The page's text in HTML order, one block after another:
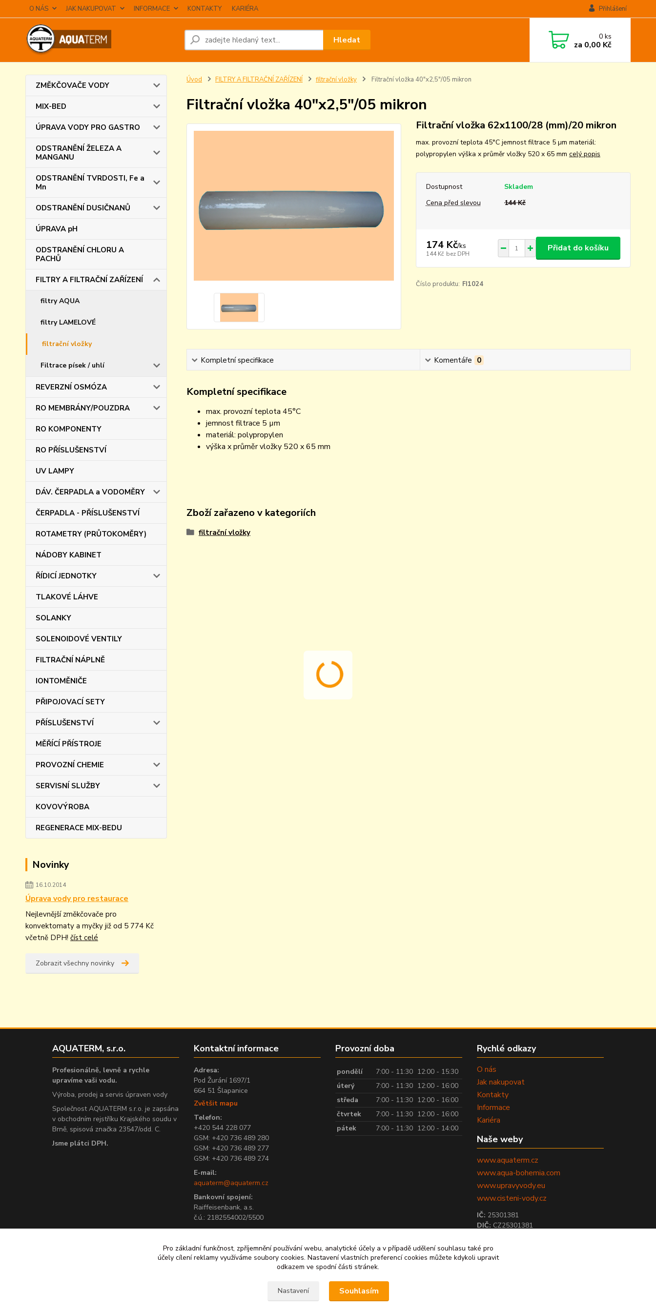
O NÁS JAK NAKUPOVAT INFORMACE KONTAKTY KARIÉRA Přihlášení
Hledat 0ks
za 0,00 Kč
ZMĚKČOVAČE VODY
MIX-BED
ÚPRAVA VODY PRO GASTRO
ODSTRANĚNÍ ŽELEZA A
MANGANU
ODSTRANĚNÍ TVRDOSTI, Fe a
Mn
ODSTRANĚNÍ DUSIČNANŮ
ÚPRAVA pH
ODSTRANĚNÍ CHLORU A
PACHŮ
FILTRY A FILTRAČNÍ ZAŘÍZENÍ
filtry AQUA
filtry LAMELOVÉ
filtrační vložky
Filtrace písek / uhlí
REVERZNÍ OSMÓZA
RO MEMBRÁNY/POUZDRA
RO KOMPONENTY
RO PŘÍSLUŠENSTVÍ
UV LAMPY
DÁV. ČERPADLA a VODOMĚRY
ČERPADLA - PŘÍSLUŠENSTVÍ
ROTAMETRY (PRŮTOKOMĚRY)
NÁDOBY KABINET
ŘÍDICÍ JEDNOTKY
TLAKOVÉ LÁHVE
SOLANKY
SOLENOIDOVÉ VENTILY
FILTRAČNÍ NÁPLNĚ
IONTOMĚNIČE
PŘIPOJOVACÍ SETY
PŘÍSLUŠENSTVÍ
MĚŘÍCÍ PŘÍSTROJE
PROVOZNÍ CHEMIE
SERVISNÍ SLUŽBY
KOVOVÝROBA
REGENERACE MIX-BEDU
Novinky
16.10.2014
Úprava vody pro restaurace
Nejlevnější změkčovače pro
konvektomaty a myčky již od 5 774 Kč
včetně DPH! číst celé
Zobrazit všechny novinky
Úvod FILTRY A FILTRAČNÍ ZAŘÍZENÍ filtrační vložky Filtrační vložka 40"x2,5"/05 mikron
Filtrační vložka 40"x2,5"/05 mikron
Filtrační vložka 62x1100/28 (mm)/20 mikron
max. provozní teplota 45°C jemnost filtrace 5 µm materiál:
polypropylen výška x průměr vložky 520 x 65 mm celý popis
Dostupnost
Skladem
Cena před slevou
144 Kč
174 Kč/ks
144 Kč bez DPH
Přidat do košíku
Číslo produktu: FI1024
Kompletní specifikace Komentáře 0
Kompletní specifikace
max. provozní teplota 45°C
jemnost filtrace 5 µm
materiál: polypropylen
výška x průměr vložky 520 x 65 mm
Zboží zařazeno v kategoriích
filtrační vložky
AQUATERM, s.r.o.
Profesionálně, levně a rychle
upravíme vaši vodu.
Výroba, prodej a servis úpraven vody
Společnost AQUATERM s.r.o. je zapsána
v obchodním rejstříku Krajského soudu v
Brně, spisová značka 23547/odd. C.
Jsme plátci DPH.
Kontaktní informace
Adresa:
Pod Žurání 1697/1
664 51 Šlapanice
Zvětšit mapu
Telefon:
+420 544 228 077
GSM: +420 736 489 280
GSM: +420 736 489 277
GSM: +420 736 489 274
E-mail:
aquaterm@aquaterm.cz
Bankovní spojení:
Raiffeisenbank, a.s.
č.ú.: 2182554002/5500
Provozní doba
pondělí 7:00 - 11:30 12:00 - 15:30
úterý
7:00 - 11:30 12:00 - 16:00
středa
7:00 - 11:30 12:00 - 16:00
čtvrtek
7:00 - 11:30 12:00 - 16:00
pátek
7:00 - 11:30 12:00 - 14:00
Rychlé odkazy
O nás
Jak nakupovat
Kontakty
Informace
Kariéra
Naše weby
www.aquaterm.cz
www.aqua-bohemia.com
www.upravyvody.eu
www.cisteni-vody.cz
IČ: 25301381
DIČ: CZ25301381
Zpět nahoru ↑
Pro základní funkčnost, zpříjemnění používání webu, analytické účely a v případě udělení souhlasu také pro
účely cílení reklamy využíváme soubory cookies. Nastavení vlastních preferencí cookies můžete kdykoli upravit
odkazem ve spodní části stránek.
Nastavení Souhlasím